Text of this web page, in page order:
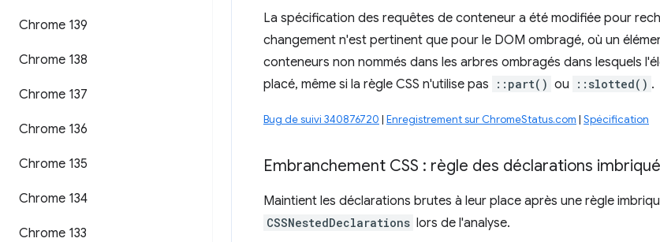
Chrome 139
Chrome 138
Chrome 137
Chrome 136
Chrome 135
Chrome 134
Chrome 133
La spécification des requêtes de conteneur a été modifiée pour
changement n'est pertinent que pour le DOM ombragé, où un
conteneurs non nommés dans les arbres ombragés dans lesquels
placé, même si la règle CSS n'utilise pas
::part() ou ::slotted() .
Bug de suivi 340876720 | Enregistrement sur ChromeStatus.com | Spécification
Embranchement CSS : règle des déclarations
Maintient les déclarations brutes à leur place après une règle
CSSNestedDeclarations lors de l'analyse.